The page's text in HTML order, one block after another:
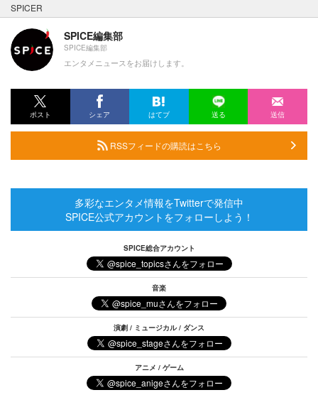
SPICER
SPICE編集部
SPICE編集部
エンタメニュースをお届けします。
ポスト シェア はてブ 送る 送信
RSSフィードの購読はこちら
多彩なエンタメ情報をTwitterで発信中
SPICE公式アカウントをフォローしよう！
SPICE総合アカウント
音楽
演劇 / ミュージカル / ダンス
アニメ / ゲーム